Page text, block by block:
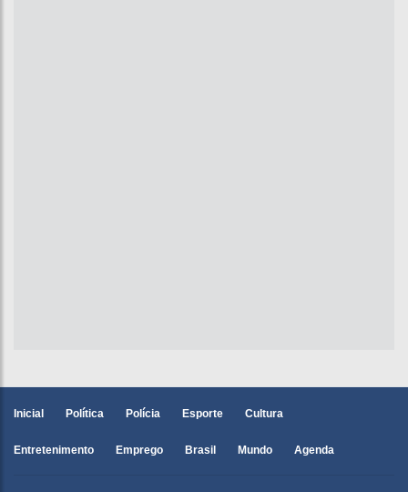
Inicial Política Polícia Esporte Cultura
Entretenimento Emprego Brasil Mundo Agenda